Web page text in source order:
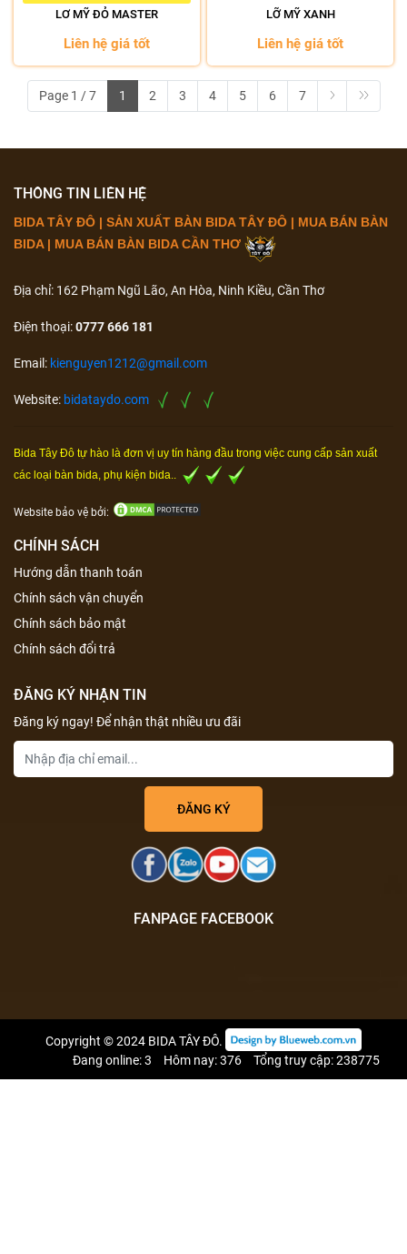
LƠ MỸ ĐỎ MASTER
Liên hệ giá tốt
LỠ MỸ XANH
Liên hệ giá tốt
Page 1 / 7 1 2 3 4 5 6 7
THÔNG TIN LIÊN HỆ
BIDA TÂY ĐÔ | SẢN XUẤT BÀN BIDA TÂY ĐÔ | MUA BÁN BÀN
BIDA | MUA BÁN BÀN BIDA CẦN THƠ
Địa chỉ: 162 Phạm Ngũ Lão, An Hòa, Ninh Kiều, Cần Thơ
Điện thoại:0777 666 181
Email: kienguyen1212@gmail.com
Website: bidataydo.com
Bida Tây Đô tự hào là đơn vị uy tín hàng đầu trong việc cung cấp sản xuất
các loại bàn bida, phụ kiện bida..
Website bảo vệ bởi:
CHÍNH SÁCH
Hướng dẫn thanh toán
Chính sách vận chuyển
Chính sách bảo mật
Chính sách đổi trả
ĐĂNG KÝ NHẬN TIN
Đăng ký ngay! Để nhận thật nhiều ưu đãi
FANPAGE FACEBOOK
Copyright © 2024 BIDA TÂY ĐÔ.
Đang online: 3
Hôm nay: 376 Tổng truy cập: 238775